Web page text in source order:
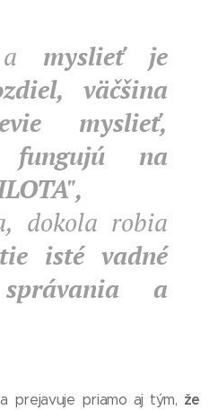
myslieť je
väčšina
myslieť,
fungujú na
dokola robia
tie isté vadné
a
prejavuje priamo aj tým, že